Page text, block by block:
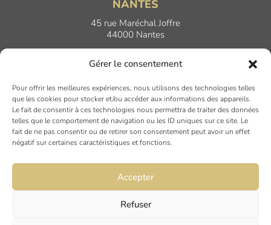
Gérer le consentement
Pour offrir les meilleures expériences, nous utilisons des technologies telles
que les cookies pour stocker et/ou accéder aux informations des appareils.
Le fait de consentir à ces technologies nous permettra de traiter des données
telles que le comportement de navigation ou les ID uniques sur ce site. Le
fait de ne pas consentir ou de retirer son consentement peut avoir un effet
négatif sur certaines caractéristiques et fonctions.
Accepter
Refuser
NANTES
45 rue Maréchal Joffre
44000 Nantes
LYON
17 Quai Joseph Gillet
69004 LYON
PARIS
Mentions légales